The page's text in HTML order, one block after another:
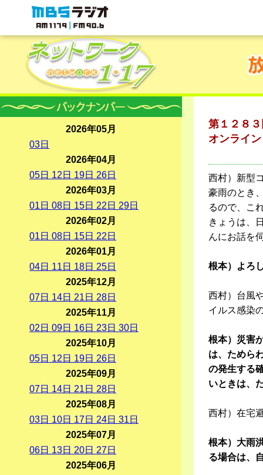
MBSラジオ 1179|FM90.6
第１２８
オンライ
西村）新型
豪雨のとき
るので、こ
きょうは、
んにお話を
根本）よろ
西村）台風
イルス感染
根本）災害
は、ためら
の発生する
いときは、
西村）在宅
根本）大雨
る場合は、
2026年05月
03日
2026年04月
05日 12 日 19日 26日
2026年03月
01 日 08日 15日 22 日 29日
2026年02月
01 日 08日 15日 22 日
2026年01月
04日 11 日 18日 25日
2025年12月
07日 14日 21 日 28日
2025年11月
02 日 09日 16日 23日 30日
2025年10月
05日 12 日 19日 26日
2025年09月
07日 14日 21 日 28日
2025年08月
03日 10日 17日 24日 31 日
2025年07月
06日 13日 20日 27日
2025年06月